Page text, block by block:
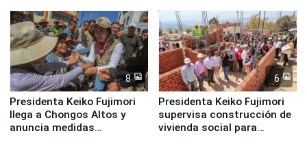
8
Presidenta Keiko Fujimori
llega a Chongos Altos y
anuncia medidas
6
Presidenta Keiko Fujimori
supervisa construcción de
vivienda social para